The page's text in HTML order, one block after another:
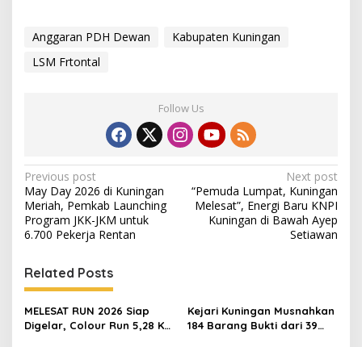
Anggaran PDH Dewan
Kabupaten Kuningan
LSM Frtontal
Follow Us
Post
navigation
Previous post
May Day 2026 di Kuningan
Meriah, Pemkab Launching
Program JKK-JKM untuk
6.700 Pekerja Rentan
Next post
“Pemuda Lumpat, Kuningan
Melesat”, Energi Baru KNPI
Kuningan di Bawah Ayep
Setiawan
Related Posts
MELESAT RUN 2026 Siap
Digelar, Colour Run 5,28 Km
Kejari Kuningan Musnahkan
184 Barang Bukti dari 39